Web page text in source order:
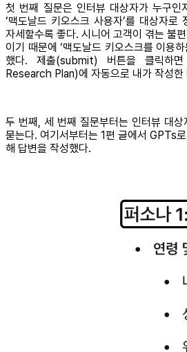
첫 번째 질문은 인터뷰 대상자가 누구인
‘맥도날드 키오스크 사용자’를 대상자로
자세할수록 좋다. 시니어 고객이 겪는 불
이기 때문에 ‘맥도날드 키오스크를 이용
했다. 제출(submit) 버튼을 클릭하
Research Plan)에 자동으로 내가 작성한
두 번째, 세 번째 질문부터는 인터뷰 대
묻는다. 여기서부터는 1편 글에서 GPTs
해 답변을 작성했다.